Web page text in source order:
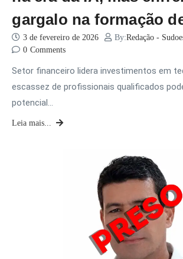
gargalo na formação
3 de fevereiro de 2026 By:Redação -
0 Comments
Setor financeiro lidera investimentos em
escassez de profissionais qualificados
potencial…
Leia mais...